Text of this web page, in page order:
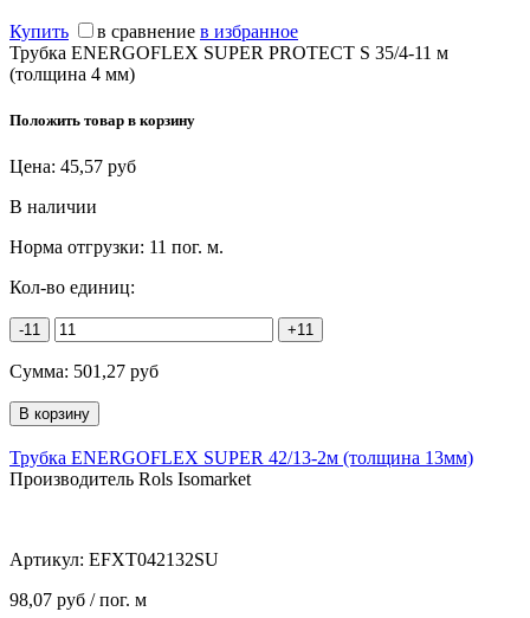
Купить в сравнение в избранное
Трубка ENERGOFLEX SUPER PROTECT S 35/4-11 м
(толщина 4 мм)
Положить товар в корзину
Цена: 45,57 руб
В наличии
Норма отгрузки: 11 пог. м.
Кол-во единиц:
-11 +11
Сумма: 501,27 руб
Трубка ENERGOFLEX SUPER 42/13-2м (толщина 13мм)
Производитель Rols Isomarket
Артикул: EFXT042132SU
98,07 руб / пог. м